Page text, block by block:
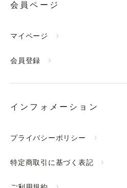
会員ページ
マイページ
会員登録
インフォメーション
プライバシーポリシー
特定商取引に基づく表記